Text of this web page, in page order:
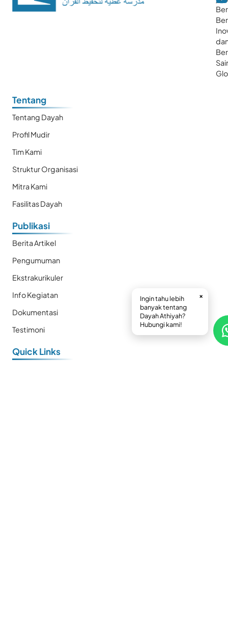
Tentang
Tentang Dayah
Profil Mudir
Tim Kami
Struktur Organisasi
Mitra Kami
Fasilitas Dayah
Publikasi
Berita Artikel
Pengumuman
Ekstrakurikuler
Info Kegiatan
Dokumentasi
Testimoni
Quick Links
Ingin tahu lebih
banyak tentang
Dayah Athiyah?
Hubungi kami!
×